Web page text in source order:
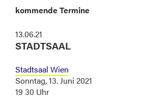
kommende Termine
13.06.21
STADTSAAL
Stadtsaal Wien
Sonntag, 13. Juni 2021
19 30 Uhr